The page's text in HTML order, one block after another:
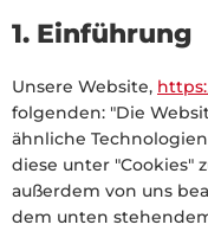
1. Einführung
Unsere Website,
folgenden: "Die
ähnliche
diese unter "Cookies"
außerdem von uns
dem unten